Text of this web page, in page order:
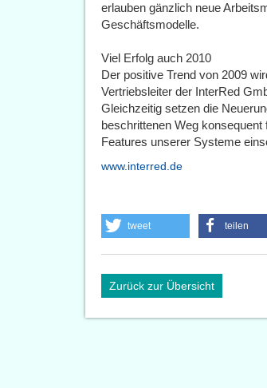
erlauben gänzlich neue
Geschäftsmodelle.
Viel Erfolg auch 2010
Der positive Trend von 2009
Vertriebsleiter der InterRed
Gleichzeitig setzen die
beschrittenen Weg
Features unserer Systeme
www.interred.de
tweet teilen
Zurück zur Übersicht